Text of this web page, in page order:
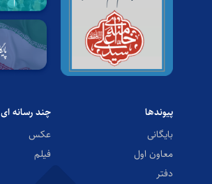
پیوندها
بایگانی
معاون اول
دفتر
چند رسانه ای
عکس
فیلم